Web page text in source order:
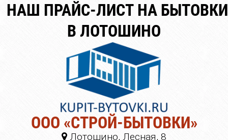
НАШ ПРАЙС-ЛИСТ НА БЫТОВКИ
В ЛОТОШИНО
ООО «СТРОЙ-БЫТОВКИ»
Лотошино, Лесная, 8